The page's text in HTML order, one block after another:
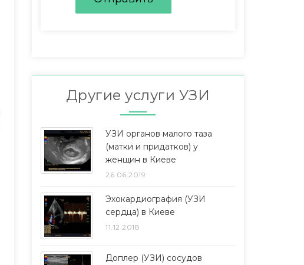
Другие услуги УЗИ
УЗИ органов малого таза
(матки и придатков) у
женщин в Киеве
26.06.2019
Эхокардиография (УЗИ
сердца) в Киеве
11.12.2018
Доплер (УЗИ) сосудов